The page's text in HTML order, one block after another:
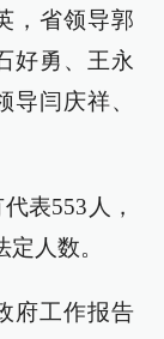
，省领导郭
好勇、王永
闫庆祥、
表553人，
人数。
府工作报告